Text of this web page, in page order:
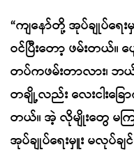
“ကျနော်တို့ အုပ်ချုပ်
ဝင်ပြီးတော့ ဖမ်းတယ်
တပ်ကဖမ်းတာလား၊ ဘ
တချို့လည်း လေးငါးခ
တယ်။ အဲ့ လိုမျိုးတွေ မက
အုပ်ချုပ်ရေးမှူး မလုပ်